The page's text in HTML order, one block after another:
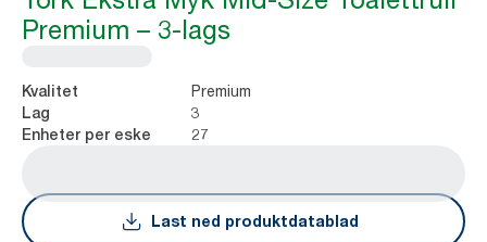
Premium – 3-lags
Kvalitet Premium
Lag 3
Enheter per eske 27
Last ned produktdatablad